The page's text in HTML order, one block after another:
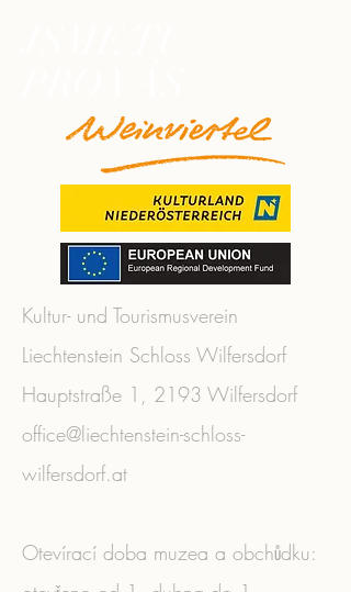
Kultur- und Tourismusverein
Liechtenstein Schloss Wilfersdorf
Hauptstraße 1, 2193 Wilfersdorf
office@liechtenstein-schloss-
wilfersdorf.at
Otevírací doba muzea a obchůdku: